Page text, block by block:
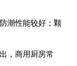
潮性能较好；颗
，商用厨房常